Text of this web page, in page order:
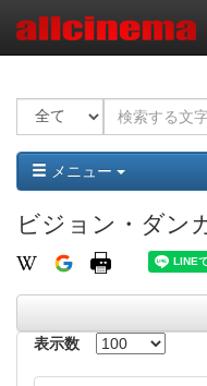
メニュー
ビジョン・ダン
表示数